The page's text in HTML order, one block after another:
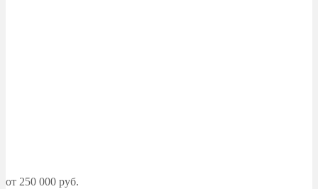
от 250 000 руб.